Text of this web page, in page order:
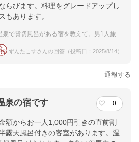
らびます。料理をグレードアップし
もあります。
で貸切風呂がある宿を教えて。男1人旅、車で行きます。
ずんたこすさんの回答（投稿日：2025/8/14）
通報する
泉の宿です 0
額からお一人1,000円引きの直前割
露天風呂付きの客室があります。温